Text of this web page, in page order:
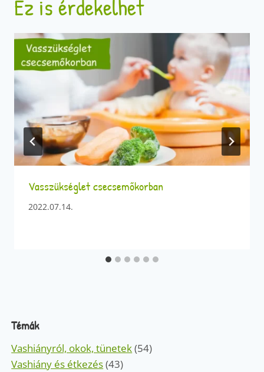
Ez is érdekelhet
Vasszükséglet csecsemőkorban
2022.07.14.
Témák
Vashiányról, okok, tünetek(54)
Vashiány és étkezés(43)